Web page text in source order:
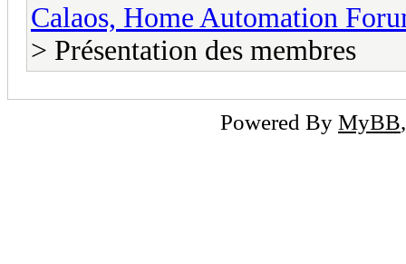
Calaos, Home Automation
> Présentation des membres
Powered By MyBB